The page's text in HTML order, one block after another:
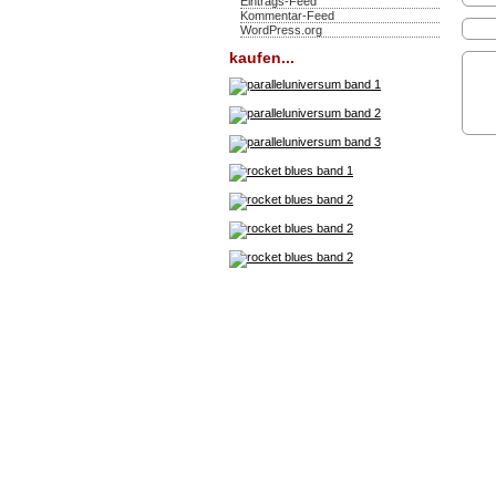
Kommentar-Feed
WordPress.org
kaufen...